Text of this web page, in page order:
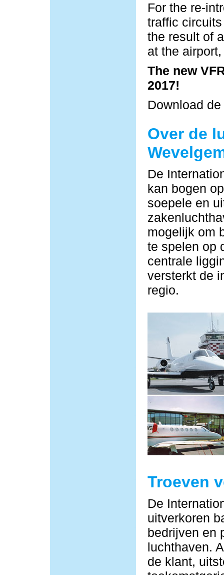
For the re-
traffic
the result of
at the
The new
2017!
Download de
Over de
De
kan bogen
soepele en
mogelijk om
te spelen op
centrale
versterkt de
regio.
Troeven
De
uitverkoren
bedrijven en
luchthaven.
de klant,